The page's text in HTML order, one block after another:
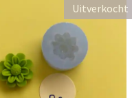
Uitverkocht